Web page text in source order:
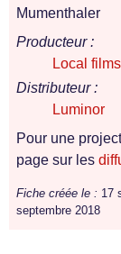
Mumenthaler
Producteur :
Local films
Distributeur :
Luminor
Pour une
page sur les
Fiche créée le : 17
septembre 2018